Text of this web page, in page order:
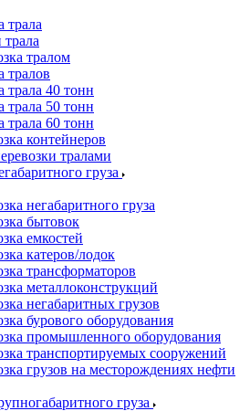
трала
трала
тралом
тралов
трала 40 тонн
трала 50 тонн
трала 60 тонн
контейнеров
тралами
груза
негабаритного груза
бытовок
емкостей
катеров/лодок
трансформаторов
металлоконструкций
негабаритных грузов
бурового оборудования
промышленного оборудования
транспортируемых сооружений
грузов на месторождениях нефти
груза